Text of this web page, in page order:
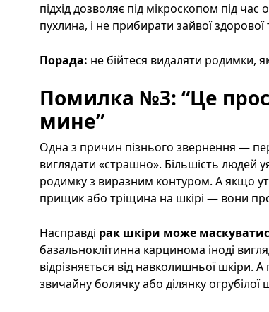
підхід дозволяє під мікроскопом під
пухлина, і не прибирати зайвої здорової
Порада: не бійтеся видаляти родимки,
Помилка №3: “Це
мине”
Одна з причин пізнього звернення —
виглядати «страшно». Більшість людей
родимку з виразним контуром. А якщо
прищик або тріщина на шкірі — вони
Насправді рак шкіри може
базальноклітинна карцинома іноді
відрізняється від навколишньої шкіри.
звичайну болячку або ділянку огрубілої